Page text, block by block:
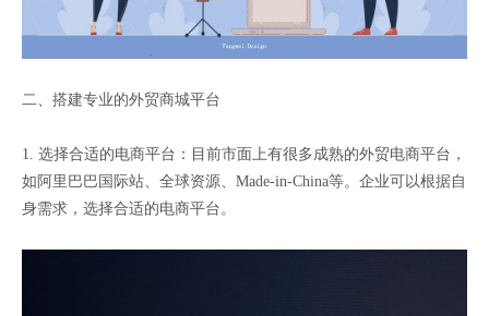
二、搭建专业的外贸商城平台
1. 选择合适的电商平台：目前市面上有很多成熟的外贸电商平台，
如阿里巴巴国际站、全球资源、Made-in-China等。企业可以根据自
身需求，选择合适的电商平台。